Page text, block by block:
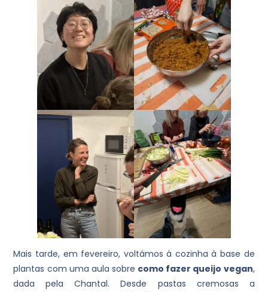
Mais tarde, em fevereiro, voltámos à cozinha à base de
plantas com uma aula sobre como fazer queijo vegan,
dada pela Chantal. Desde pastas cremosas a